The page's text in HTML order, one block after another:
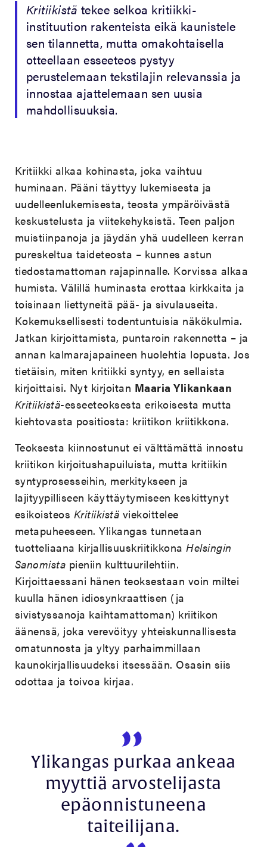
Kritiikistä tekee selkoa kritiikki-
instituution rakenteista eikä kaunistele
sen tilannetta, mutta omakohtaisella
otteellaan esseeteos pystyy
perustelemaan tekstilajin relevanssia ja
innostaa ajattelemaan sen uusia
mahdollisuuksia.
Kritiikki alkaa kohinasta, joka vaihtuu
huminaan. Pääni täyttyy lukemisesta ja
uudelleenlukemisesta, teosta ympäröivästä
keskustelusta ja viitekehyksistä. Teen paljon
muistiinpanoja ja jäydän yhä uudelleen kerran
pureskeltua taideteosta – kunnes astun
tiedostamattoman rajapinnalle. Korvissa alkaa
humista. Välillä huminasta erottaa kirkkaita ja
toisinaan liettyneitä pää- ja sivulauseita.
Kokemuksellisesti todentuntuisia näkökulmia.
Jatkan kirjoittamista, puntaroin rakennetta – ja
annan kalmarajapaineen huolehtia lopusta. Jos
tietäisin, miten kritiikki syntyy, en sellaista
kirjoittaisi. Nyt kirjoitan Maaria Ylikankaan
Kritiikistä-esseeteoksesta erikoisesta mutta
kiehtovasta positiosta: kriitikon kriitikkona.
Teoksesta kiinnostunut ei välttämättä innostu
kriitikon kirjoitushapuiluista, mutta kritiikin
syntyprosesseihin, merkitykseen ja
lajityypilliseen käyttäytymiseen keskittynyt
esikoisteos Kritiikistä viekoittelee
metapuheeseen. Ylikangas tunnetaan
tuotteliaana kirjallisuuskriitikkonaHelsingin
Sanomista pieniin kulttuurilehtiin.
Kirjoittaessani hänen teoksestaan voin miltei
kuulla hänen idiosynkraattisen (ja
sivistyssanoja kaihtamattoman) kriitikon
äänensä, joka verevöityy yhteiskunnallisesta
omatunnosta ja yltyy parhaimmillaan
kaunokirjallisuudeksi itsessään. Osasin siis
odottaa ja toivoa kirjaa.
Ylikangas purkaa ankeaa
myyttiä arvostelijasta
epäonnistuneena
taiteilijana.